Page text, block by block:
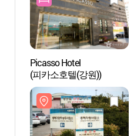
Picasso Hotel
(피카소호텔(강원))